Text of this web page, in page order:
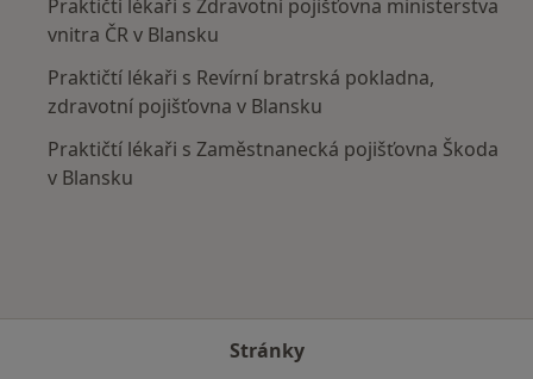
Praktičtí lékaři s Zdravotní pojišťovna ministerstva
vnitra ČR v Blansku
Praktičtí lékaři s Revírní bratrská pokladna,
zdravotní pojišťovna v Blansku
Praktičtí lékaři s Zaměstnanecká pojišťovna Škoda
v Blansku
Stránky